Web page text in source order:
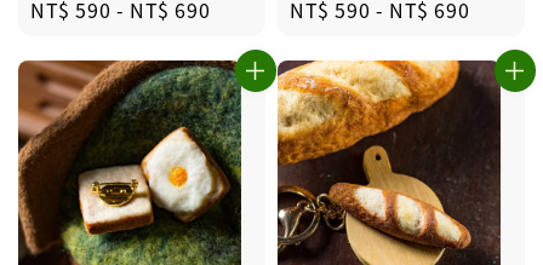
Regular
NT$ 590 - NT$ 690
Regular
NT$ 590 - NT$ 690